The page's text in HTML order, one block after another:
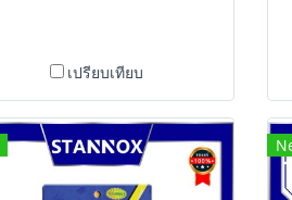
เปรียบเทียบ